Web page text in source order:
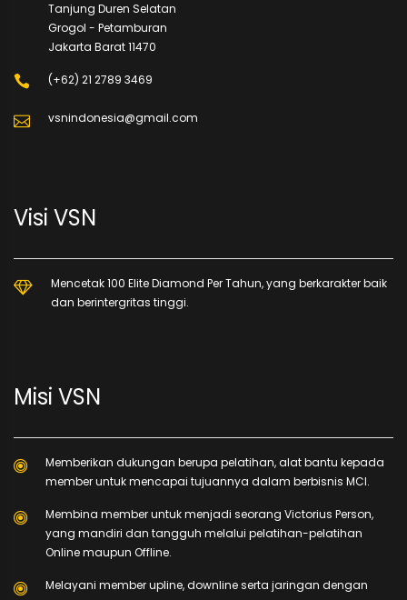
Tanjung Duren Selatan
Grogol - Petamburan
Jakarta Barat 11470
(+62) 21 2789 3469
vsnindonesia@gmail.com
Visi VSN
Mencetak 100 Elite Diamond Per Tahun, yang berkarakter baik
dan berintergritas tinggi.
Misi VSN
Memberikan dukungan berupa pelatihan, alat bantu kepada
member untuk mencapai tujuannya dalam berbisnis MCI.
Membina member untuk menjadi seorang Victorius Person,
yang mandiri dan tangguh melalui pelatihan-pelatihan
Online maupun Offline.
Melayani member upline, downline serta jaringan dengan